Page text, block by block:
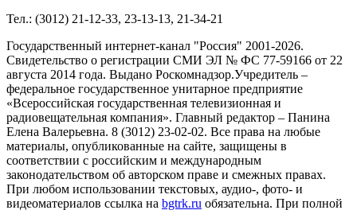
Тел.: (3012) 21-12-33, 23-13-13, 21-34-21
Государственный интернет-канал "Россия" 2001-2026.
Cвидетельство о регистрации СМИ ЭЛ № ФС 77-59166 от 22
августа 2014 года. Выдано Роскомнадзор.Учредитель –
федеральное государственное унитарное предприятие
«Всероссийская государственная телевизионная и
радиовещательная компания». Главный редактор – Панина
Елена Валерьевна. 8 (3012) 23-02-02. Все права на любые
материалы, опубликованные на сайте, защищены в
соответствии с российским и международным
законодательством об авторском праве и смежных правах.
При любом использовании текстовых, аудио-, фото- и
видеоматериалов ссылка на bgtrk.ru обязательна. При полной